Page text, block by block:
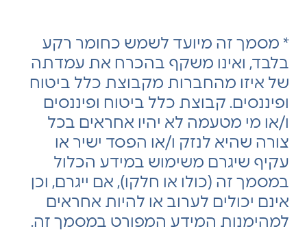
* מסמך זה מיועד לשמש כחומר רקע
בלבד, ואינו משקף בהכרח את עמדתה
של איזו מהחברות מקבוצת כלל ביטוח
ופיננסים. קבוצת כלל ביטוח ופיננסים
ו/או מי מטעמה לא יהיו אחראים בכל
צורה שהיא לנזק ו/או הפסד ישיר או
עקיף שיגרם משימוש במידע הכלול
במסמך זה (כולו או חלקו), אם ייגרם, וכן
אינם יכולים לערוב או להיות אחראים
למהימנות המידע המפורט במסמך זה.